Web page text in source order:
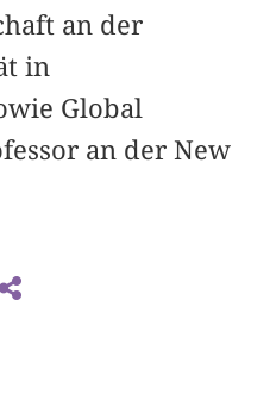
an der
in
Global
an der New